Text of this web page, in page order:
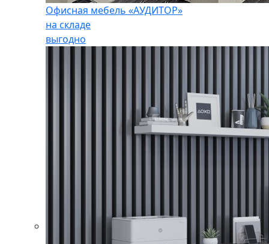
Офисная мебель «АУДИТОР»
на складе
выгодно